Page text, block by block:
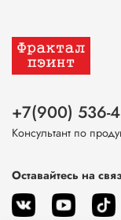
+7(900) 536-
Консультант по
Оставайтесь на